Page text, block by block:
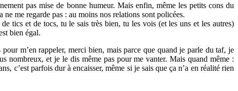
pas mise de bonne humeur. Mais enfin, même les petits cons du
me regarde pas : au moins nos relations sont policées.
tics et de tocs, tu le sais très bien, tu les vois (et les uns et les autres)
bien égal.
m’en rappeler, merci bien, mais parce que quand je parle du taf, je
nombreux, et je le dis même pas pour me vanter. Mais quand même :
c’est parfois dur à encaisser, même si je sais que ça n’a en réalité rien